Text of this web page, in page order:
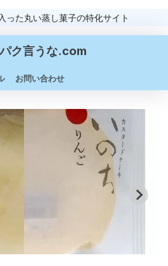
った丸い蒸し菓子の特化サイト
ク言うな.com
お問い合わせ